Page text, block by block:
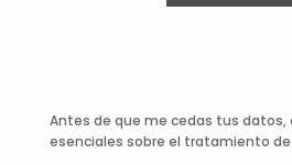
Antes de que me cedas tus datos,
esenciales sobre el tratamiento